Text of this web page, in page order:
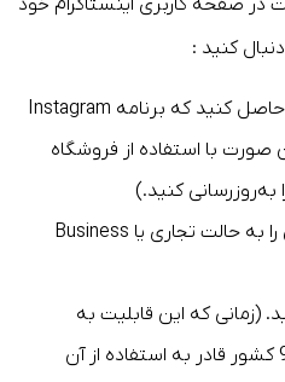
کنید :
قبل از هر چیز باید اطمینان حاصل کنید که برنامه Instagram
با استفاده از فروشگاه
به‌روزرسانی کنید.)
صفحه کاربری اینستاگرامتان را به حالت تجاری یا Business
(زمانی که این قابلیت به
Instagram اضافه شد، تنها 9 کشور قادر به استفاده از آن